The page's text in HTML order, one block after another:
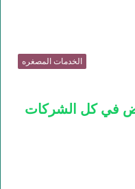
الخدمات المصغره
في كل الشركات